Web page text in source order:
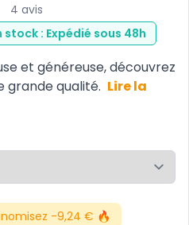
4 avis
stock : Expédié sous 48h
et généreuse, découvrez
grande qualité. Lire la
-9,24 € 🔥